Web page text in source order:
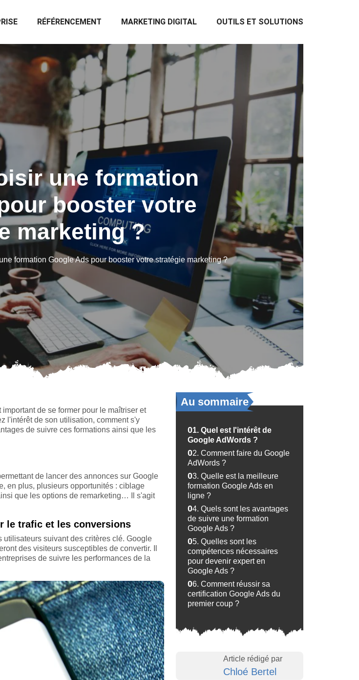
RÉFÉRENCEMENT MARKETING DIGITAL OUTILS ET SOLUTIONS
une formation
booster votre
marketing ?
formation Google Ads pour booster votre stratégie marketing ?
de se former pour le maîtriser et
l'intérêt de son utilisation, comment s'y
de suivre ces formations ainsi que les
de lancer des annonces sur Google
en plus, plusieurs opportunités : ciblage
que les options de remarketing… Il s'agit
le trafic et les conversions
utilisateurs suivant des critères clé. Google
des visiteurs susceptibles de convertir. Il
de suivre les performances de la
Au sommaire
01. Quel est l'intérêt de
Google AdWords ?
02. Comment faire du Google
AdWords ?
03. Quelle est la meilleure
formation Google Ads en
ligne ?
04. Quels sont les avantages
de suivre une formation
Google Ads ?
05. Quelles sont les
compétences nécessaires
pour devenir expert en
Google Ads ?
06. Comment réussir sa
certification Google Ads du
premier coup ?
Article rédigé par
Chloé Bertel